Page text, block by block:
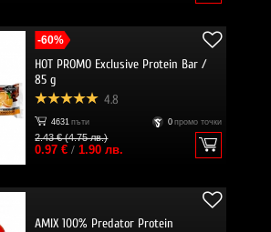
-60%
HOT PROMO Exclusive Protein Bar /
85 g
4.8
4631 пъти 0 промо точки
2.43 € (4.75 лв.)
0.97 €/ 1.90 лв.
AMIX 100% Predator Protein